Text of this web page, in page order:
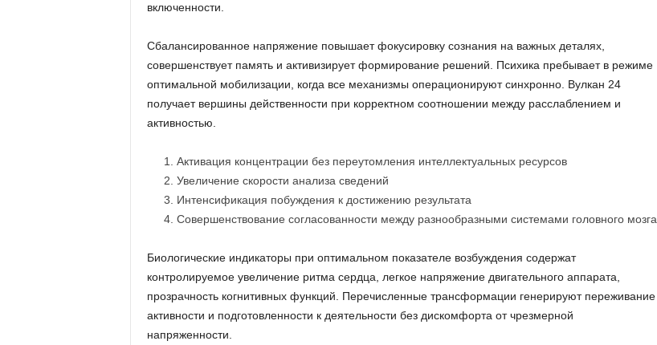
включенности.
Сбалансированное напряжение повышает фокусировку сознания на важных деталях,
совершенствует память и активизирует формирование решений. Психика пребывает в режиме
оптимальной мобилизации, когда все механизмы операционируют синхронно. Вулкан 24
получает вершины действенности при корректном соотношении между расслаблением и
активностью.
Активация концентрации без переутомления интеллектуальных ресурсов
Увеличение скорости анализа сведений
Интенсификация побуждения к достижению результата
Совершенствование согласованности между разнообразными системами головного мозга
Биологические индикаторы при оптимальном показателе возбуждения содержат
контролируемое увеличение ритма сердца, легкое напряжение двигательного аппарата,
прозрачность когнитивных функций. Перечисленные трансформации генерируют переживание
активности и подготовленности к деятельности без дискомфорта от чрезмерной
напряженности.